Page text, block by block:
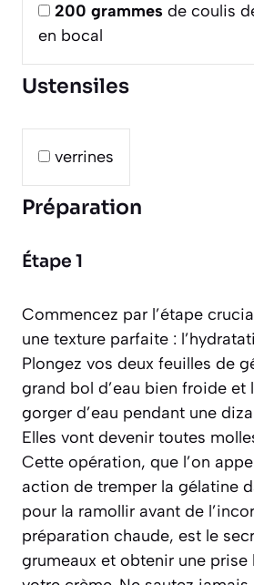
200 grammes de coulis
en bocal
Ustensiles
verrines
Préparation
Étape 1
Commencez par l’étape
une texture parfaite :
Plongez vos deux feuilles de
grand bol d’eau bien froide et
gorger d’eau pendant une
Elles vont devenir toutes
Cette opération, que l’on
action de tremper la gélatine
pour la ramollir avant de
préparation chaude, est le
grumeaux et obtenir une prise